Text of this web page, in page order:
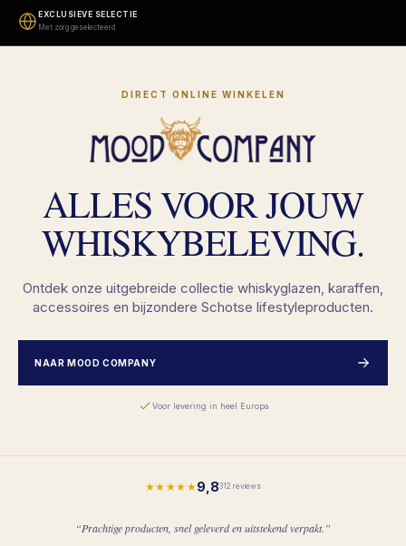
EXCLUSIEVE SELECTIE
Met zorg geselecteerd
DIRECT ONLINE WINKELEN
ALLES VOOR JOUW
WHISKYBELEVING.
Ontdek onze uitgebreide collectie whiskyglazen, karaffen,
accessoires en bijzondere Schotse lifestyleproducten.
NAAR MOOD COMPANY
Voor levering in heel Europa
★★★★★9,8312 reviews
“Prachtige producten, snel geleverd en uitstekend verpakt.”